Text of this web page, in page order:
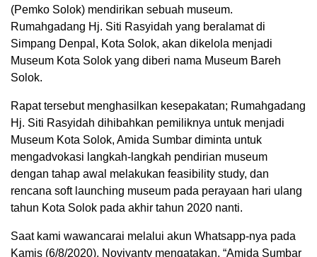
(Pemko Solok) mendirikan sebuah museum.
Rumahgadang Hj. Siti Rasyidah yang beralamat di
Simpang Denpal, Kota Solok, akan dikelola menjadi
Museum Kota Solok yang diberi nama Museum Bareh
Solok.
Rapat tersebut menghasilkan kesepakatan; Rumahgadang
Hj. Siti Rasyidah dihibahkan pemiliknya untuk menjadi
Museum Kota Solok, Amida Sumbar diminta untuk
mengadvokasi langkah-langkah pendirian museum
dengan tahap awal melakukan feasibility study, dan
rencana soft launching museum pada perayaan hari ulang
tahun Kota Solok pada akhir tahun 2020 nanti.
Saat kami wawancarai melalui akun Whatsapp-nya pada
Kamis (6/8/2020), Noviyanty mengatakan, “Amida Sumbar